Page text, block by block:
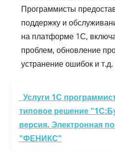
Программисты
поддержку и
на платформе 1С,
проблем, обновление
устранение ошибок и т.д.
Услуги 1С
типовое решение
версия. Электронная
"ФЕНИКС"